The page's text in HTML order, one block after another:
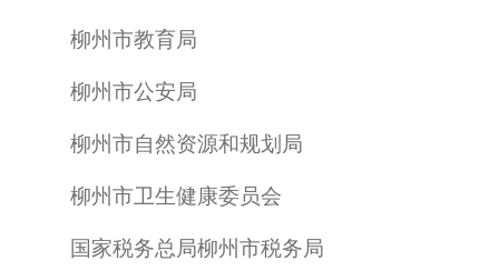
柳州市教育局
柳州市公安局
柳州市自然资源和规划局
柳州市卫生健康委员会
国家税务总局柳州市税务局